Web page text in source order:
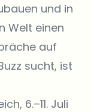
und in
Welt einen
auf
sucht, ist
6.–11. Juli